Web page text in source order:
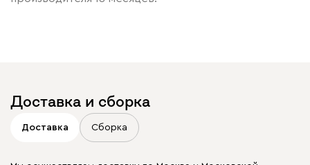
Доставка и сборка
Доставка Сборка